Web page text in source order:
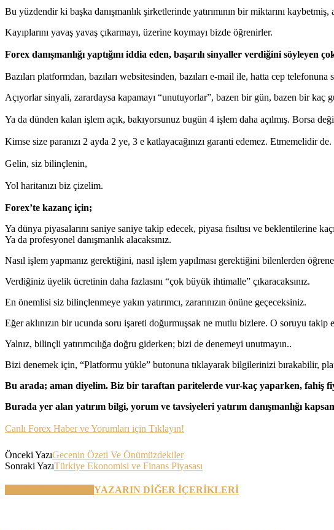
Bu yüzdendir ki başka danışmanlık şirketlerinde yatırımının bir miktarını
Kayıplarını yavaş yavaş çıkarmayı, üzerine koymayı bizde öğrenirler.
Forex danışmanlığı yaptığını iddia eden, başarılı sinyaller verdiğini söyleyen
Bazıları platformdan, bazıları websitesinden, bazıları e-mail ile, hatta cep
Açıyorlar sinyali, zarardaysa kapamayı “unutuyorlar”, bazen bir gün, bazen bir kaç
Ya da dünden kalan işlem açık, bakıyorsunuz bugün 4 işlem daha açılmış. Borsa
Kimse size paranızı 2 ayda 2 ye, 3 e katlayacağınızı garanti edemez. Etmemelidir de.
Gelin, siz bilinçlenin,
Yol haritanızı biz çizelim.
Forex’te kazanç için;
Ya dünya piyasalarını saniye saniye takip edecek, piyasa fısıltısı ve beklentilerine
Ya da profesyonel danışmanlık alacaksınız.
Nasıl işlem yapmanız gerektiğini, nasıl işlem yapılması gerektiğini bilenlerden
Verdiğiniz üyelik ücretinin daha fazlasını “çok büyük ihtimalle” çıkaracaksınız.
En önemlisi siz bilinçlenmeye yakın yatırımcı, zararınızın önüne geçeceksiniz.
Eğer aklınızın bir ucunda soru işareti doğurmuşsak ne mutlu bizlere. O soruyu takip
Yalnız, bilinçli yatırımcılığa doğru giderken; bizi de denemeyi unutmayın..
Bizi denemek için, “Platformu yükle” butonuna tıklayarak bilgilerinizi bırakabilir,
Bu arada; aman diyelim. Biz bir taraftan paritelerde vur-kaç yaparken, fahiş
Burada yer alan yatırım bilgi, yorum ve tavsiyeleri yatırım danışmanlığı
Canlı Forex Haber ve Yorumları için Tıklayın!
Önceki YazıGecenin Özeti Ve Önümüzdekiler
Sonraki YazıTürkiye Ekonomisi ve Finans Piyasası
YAZARIN DİĞER İÇERİKLERİ